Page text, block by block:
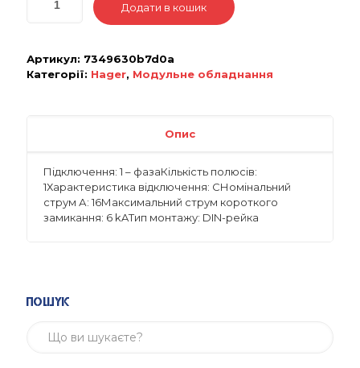
Додати в кошик
Артикул: 7349630b7d0a
Категорії: Hager, Модульне обладнання
Опис
Підключення: 1 – фазаКількість полюсів:
1Характеристика відключення: CНомінальний
струм А: 16Максимальний струм короткого
замикання: 6 kAТип монтажу: DIN-рейка
Пошук